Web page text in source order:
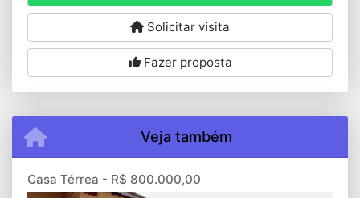
Solicitar visita
Fazer proposta
Veja também
Casa Térrea - R$ 800.000,00